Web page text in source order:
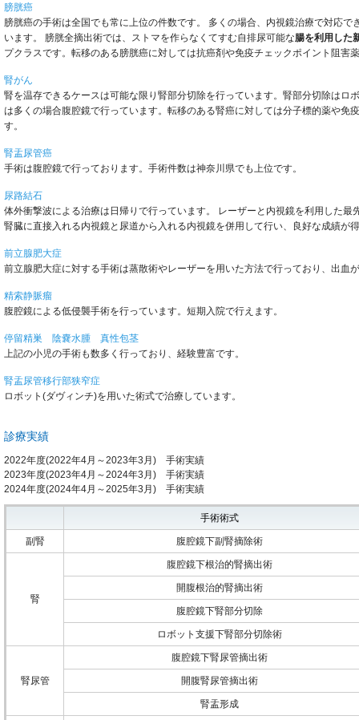
膀胱癌
膀胱癌の手術は全国でも常に上位の件数です。 多くの場合、内視鏡治療で対応
います。 膀胱全摘出術では、ストマを作らなくてすむ自排尿可能な腸を利用した
プクラスです。転移のある膀胱癌に対しては抗癌剤や免疫チェックポイント阻害
腎がん
腎を温存できるケースは可能な限り腎部分切除を行っています。腎部分切除はロ
は多くの場合腹腔鏡で行っています。転移のある腎癌に対しては分子標的薬や免
す。
腎盂尿管癌
手術は腹腔鏡で行っております。手術件数は神奈川県でも上位です。
尿路結石
体外衝撃波による治療は日帰りで行っています。 レーザーと内視鏡を利用した
腎臓に直接入れる内視鏡と尿道から入れる内視鏡を併用して行い、良好な成績が
前立腺肥大症
前立腺肥大症に対する手術は蒸散術やレーザーを用いた方法で行っており、出血
精索静脈瘤
腹腔鏡による低侵襲手術を行っています。短期入院で行えます。
停留精巣 陰嚢水腫 真性包茎
上記の小児の手術も数多く行っており、経験豊富です。
腎盂尿管移行部狭窄症
ロボット(ダヴィンチ)を用いた術式で治療しています。
診療実績
2022年度(2022年4月～2023年3月) 手術実績
2023年度(2023年4月～2024年3月) 手術実績
2024年度(2024年4月～2025年3月) 手術実績
手術術式
副腎 腹腔鏡下副腎摘除術
腎
腹腔鏡下根治的腎摘出術
開腹根治的腎摘出術
腹腔鏡下腎部分切除
ロボット支援下腎部分切除術
腎尿管
腹腔鏡下腎尿管摘出術
開腹腎尿管摘出術
腎盂形成